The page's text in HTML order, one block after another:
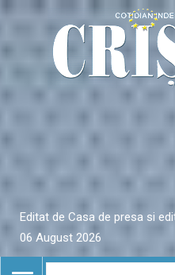
Editat de Casa de presa si
06 August 2026